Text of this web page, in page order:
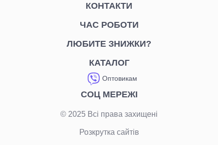
КОНТАКТИ
ЧАС РОБОТИ
ЛЮБИТЕ ЗНИЖКИ?
КАТАЛОГ
Оптовикам
СОЦ МЕРЕЖІ
© 2025 Всі права захищені
Розкрутка сайтів